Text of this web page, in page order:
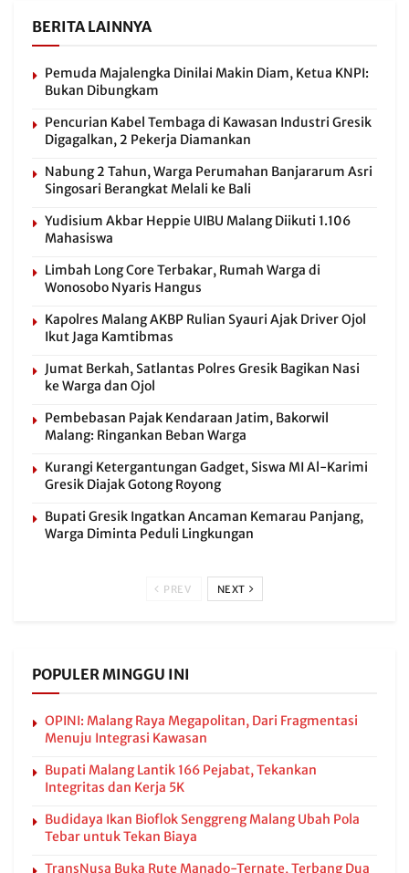
BERITA LAINNYA
Pemuda Majalengka Dinilai Makin Diam, Ketua KNPI:
Bukan Dibungkam
Pencurian Kabel Tembaga di Kawasan Industri Gresik
Digagalkan, 2 Pekerja Diamankan
Nabung 2 Tahun, Warga Perumahan Banjararum Asri
Singosari Berangkat Melali ke Bali
Yudisium Akbar Heppie UIBU Malang Diikuti 1.106
Mahasiswa
Limbah Long Core Terbakar, Rumah Warga di
Wonosobo Nyaris Hangus
Kapolres Malang AKBP Rulian Syauri Ajak Driver Ojol
Ikut Jaga Kamtibmas
Jumat Berkah, Satlantas Polres Gresik Bagikan Nasi
ke Warga dan Ojol
Pembebasan Pajak Kendaraan Jatim, Bakorwil
Malang: Ringankan Beban Warga
Kurangi Ketergantungan Gadget, Siswa MI Al-Karimi
Gresik Diajak Gotong Royong
Bupati Gresik Ingatkan Ancaman Kemarau Panjang,
Warga Diminta Peduli Lingkungan
PREV NEXT
POPULER MINGGU INI
OPINI: Malang Raya Megapolitan, Dari Fragmentasi
Menuju Integrasi Kawasan
Bupati Malang Lantik 166 Pejabat, Tekankan
Integritas dan Kerja 5K
Budidaya Ikan Bioflok Senggreng Malang Ubah Pola
Tebar untuk Tekan Biaya
TransNusa Buka Rute Manado-Ternate, Terbang Dua